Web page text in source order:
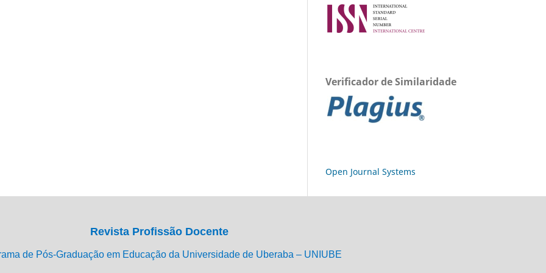
Verificador de Similaridade
Open Journal Systems
Revista Profissão Docente
de Pós-Graduação em Educação da Universidade de Uberaba – UNIUBE